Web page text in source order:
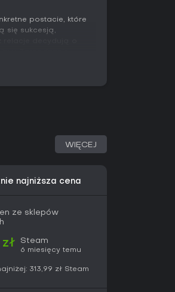
postacie, które
się sukcesją,
oraz
dodaje mechanikę
ród i jego
umożliwia wspólne
rywalizując lub
historycznej
WIĘCEJ
najniższa cena
ze sklepów
Steam
6 miesięcy temu
313,99 zł Steam